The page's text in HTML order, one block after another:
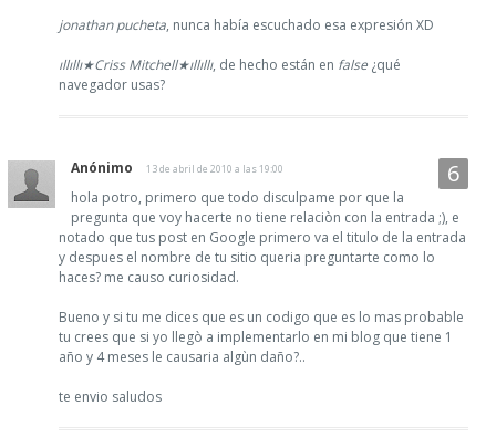
jonathan pucheta, nunca había escuchado esa expresión XD
ıllıllı★Criss Mitchell★ıllıllı, de hecho están en false ¿qué
navegador usas?
Anónimo 13 de abril de 2010 a las 19:00
hola potro, primero que todo disculpame por que la
pregunta que voy hacerte no tiene relaciòn con la entrada ;), e
notado que tus post en Google primero va el titulo de la entrada
y despues el nombre de tu sitio queria preguntarte como lo
haces? me causo curiosidad.
Bueno y si tu me dices que es un codigo que es lo mas probable
tu crees que si yo llegò a implementarlo en mi blog que tiene 1
año y 4 meses le causaria algùn daño?..
te envio saludos